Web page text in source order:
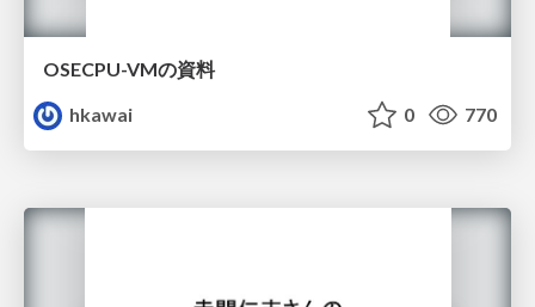
OSECPU-VMの資料
hkawai
0 770